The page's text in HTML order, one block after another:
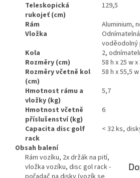
Teleskopická
rukojeť (cm)
129,5
Rám
Aluminium,
Vložka
Kola
2,
Rozměry (cm)
58 h x 25 w x
Rozměry včetně kol
(cm)
58 h x 55,5
Hmotnost rámu a
vložky (kg)
5,7
Hmotnost včetně
příslušenství (kg)
6
Capacita disc golf
rack
< 32 ks,
Obsah balení
Rám vozíku, 2x držák na pití,
vložka vozíku, disc gol rack -